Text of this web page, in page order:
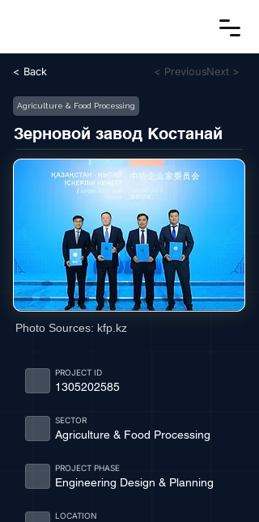
< Back < PreviousNext >
Agriculture & Food Processing
Зерновой завод Костанай
Photo Sources: kfp.kz
1305202585
PROJECT ID
Agriculture & Food Processing
SECTOR
Engineering Design & Planning
PROJECT PHASE
LOCATION